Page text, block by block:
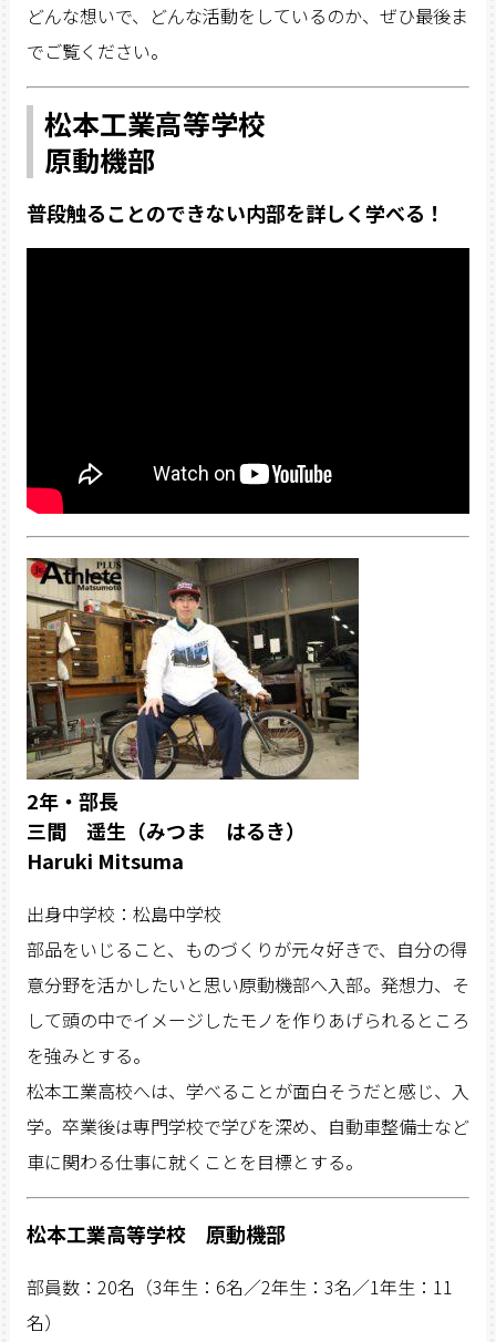
どんな想いで、どんな活動をしているのか、ぜひ最後ま
でご覧ください。
松本工業高等学校
原動機部
普段触ることのできない内部を詳しく学べる！
2年・部長
三間 遥生（みつま はるき）
Haruki Mitsuma
出身中学校：松島中学校
部品をいじること、ものづくりが元々好きで、自分の得
意分野を活かしたいと思い原動機部へ入部。発想力、そ
して頭の中でイメージしたモノを作りあげられるところ
を強みとする。
松本工業高校へは、学べることが面白そうだと感じ、入
学。卒業後は専門学校で学びを深め、自動車整備士など
車に関わる仕事に就くことを目標とする。
松本工業高等学校 原動機部
部員数：20名（3年生：6名／2年生：3名／1年生：11
名）